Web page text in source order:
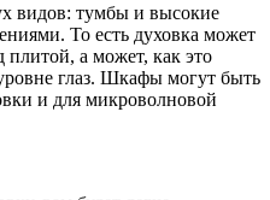
видов: тумбы и высокие
То есть духовка может
плитой, а может, как это
глаз. Шкафы могут быть
и для микроволновой